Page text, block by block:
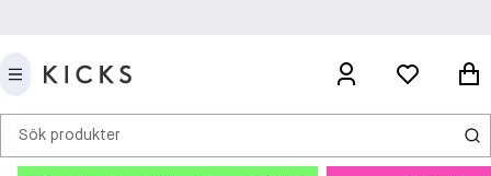
Sök produkter